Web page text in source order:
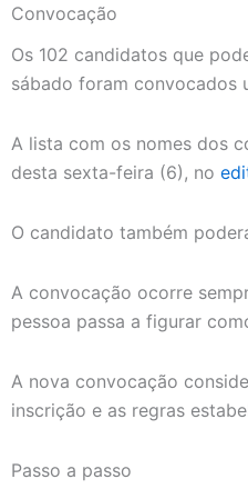
Convocação
Os 102 candidatos que
sábado foram convocados
A lista com os nomes dos
desta sexta-feira (6), no
O candidato também
A convocação ocorre
pessoa passa a figurar
A nova convocação
inscrição e as regras
Passo a passo